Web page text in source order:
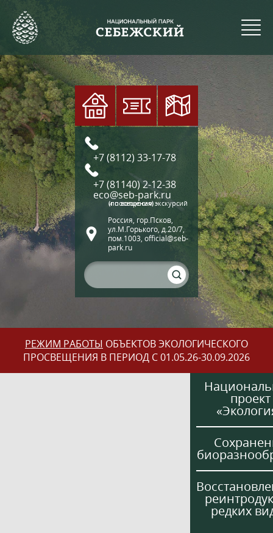
+7 (8112) 33-17-78
+7 (81140) 2-12-38
eco@seb-park.ru
(по вопросам экскурсий и посещения)
Россия, гор.Псков,
ул.М.Горького, д.20/7,
пом.1003, official@seb-
park.ru
РЕЖИМ РАБОТЫ ОБЪЕКТОВ ЭКОЛОГИЧЕСКОГО
ПРОСВЕЩЕНИЯ В ПЕРИОД С 01.05.26-30.09.2026
проект
редких